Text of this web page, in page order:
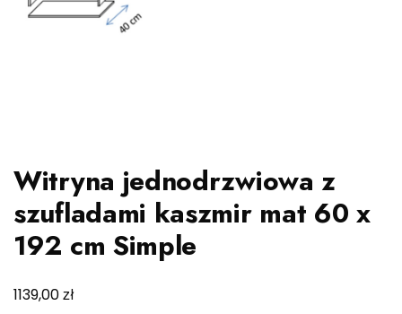
Witryna jednodrzwiowa z
szufladami kaszmir mat 60 x
192 cm Simple
1139,00zł